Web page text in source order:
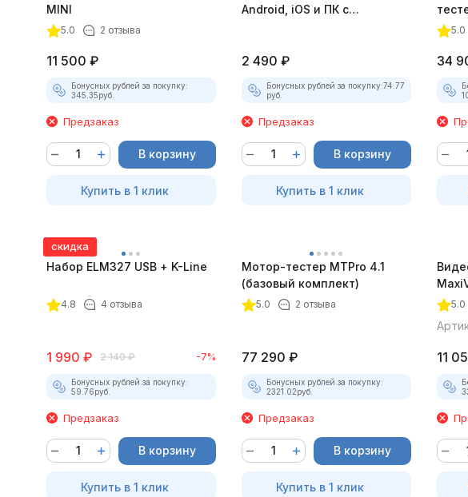
MINI
5.0 2 отзыва
11 500 ₽
Бонусных рублей за покупку:
345.35руб.
Предзаказ
В корзину
Купить в 1 клик
Android, iOS и ПК с
2 490 ₽
Бонусных рублей за покупку:74.77
руб.
Предзаказ
В корзину
Купить в 1 клик
5.0
34
скидка
Набор ELM327 USB + K-Line
4.8 4 отзыва
1 990 ₽ 2 140 ₽ -7%
Бонусных рублей за покупку:
59.76руб.
Предзаказ
В корзину
Купить в 1 клик
Мотор-тестер MTPro 4.1
(базовый комплект)
5.0 2 отзыва
77 290 ₽
Бонусных рублей за покупку:
2321.02руб.
Предзаказ
В корзину
Купить в 1 клик
5.0
11